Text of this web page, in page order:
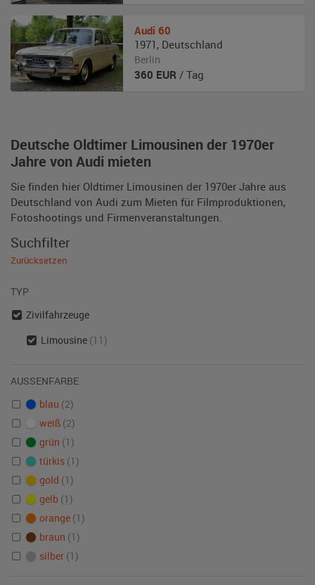
Deutsche Oldtimer Limousinen der 1970er
Jahre von Audi mieten
Sie finden hier Oldtimer Limousinen der 1970er Jahre aus
Deutschland von Audi zum Mieten für Filmproduktionen,
Fotoshootings und Firmenveranstaltungen.
Audi 60
1971 , Deutschland
Berlin
360 EUR / Tag
Suchfilter
Zurücksetzen
TYP
Zivilfahrzeuge
Limousine (11)
AUSSENFARBE
blau (2)
weiß (2)
grün (1)
türkis (1)
gold (1)
gelb (1)
orange (1)
braun (1)
silber (1)